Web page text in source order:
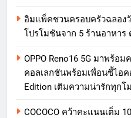
อิมแพ็คชวนครอบครัวฉลอง
โปรโมชันจาก 5 ร้านอาหาร
OPPO Reno16 5G มาพร้อม
คอลเลกชันพร้อมเพื่อนซี้ไอ
Edition เติมความน่ารักทุกโ
COCOCO คว้าคะแนนเต็ม